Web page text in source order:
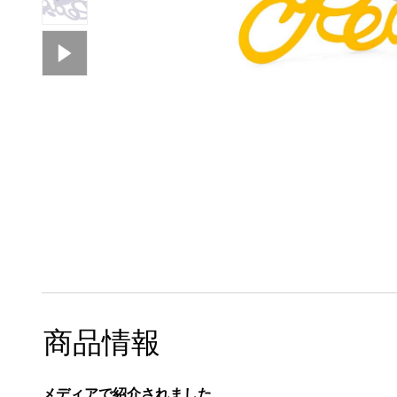
商品情報